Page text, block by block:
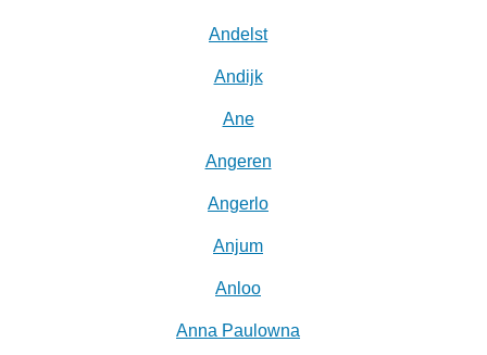
Andelst
Andijk
Ane
Angeren
Angerlo
Anjum
Anloo
Anna Paulowna